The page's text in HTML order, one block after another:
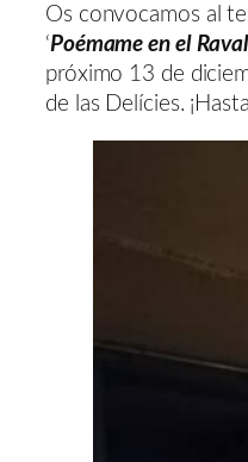
Os convocamos al
‘Poémame en el Raval
próximo 13 de
de las Delícies.